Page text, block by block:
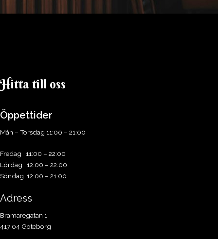
Hitta till oss​
Öppettider
Mån – Torsdag 11:00 – 21:00
Fredag 11:00 – 22:00
Lördag 12:00 – 22:00
Söndag 12:00 – 21:00
Adress
Brämaregatan 1
417 04 Göteborg